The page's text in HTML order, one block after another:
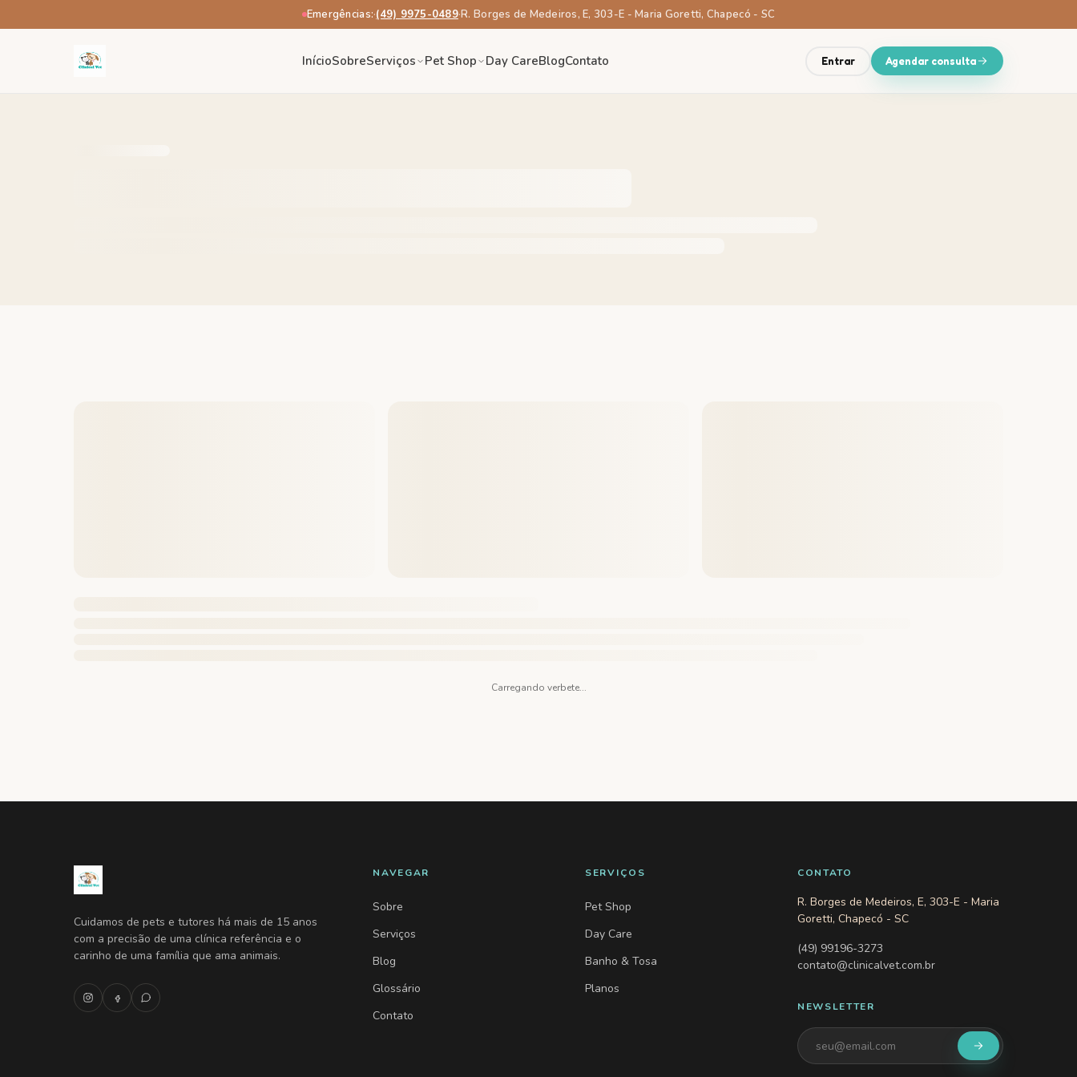
Emergências:·(49) 9975-0489·R. Borges de Medeiros, E, 303-E - Maria Goretti, Chapecó - SC
InícioSobreServiços Pet Shop Day CareBlogContato Entrar Agendar consulta
Carregando verbete...
Cuidamos de pets e tutores há mais de 15 anos
com a precisão de uma clínica referência e o
carinho de uma família que ama animais.
NAVEGAR
Sobre
Serviços
Blog
Glossário
Contato
SERVIÇOS
Pet Shop
Day Care
Banho & Tosa
Planos
CONTATO
R. Borges de Medeiros, E, 303-E - Maria
Goretti, Chapecó - SC
(49) 99196-3273
contato@clinicalvet.com.br
NEWSLETTER